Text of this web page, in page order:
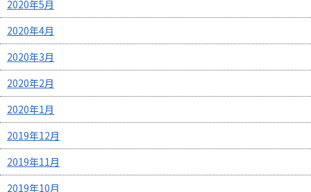
2020年5月
2020年4月
2020年3月
2020年2月
2020年1月
2019年12月
2019年11月
2019年10月